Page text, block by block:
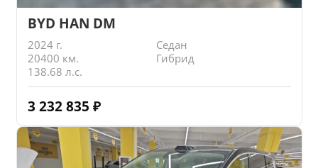
BYD HAN DM
2024 г.
Седан
20400 км.
Гибрид
138.68 л.с.
3 232 835 ₽